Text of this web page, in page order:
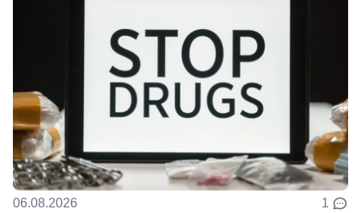
06.08.2026 1